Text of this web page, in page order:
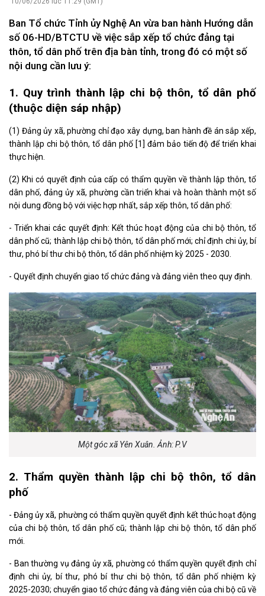
Ban Tổ chức Tỉnh ủy Nghệ An vừa ban hành Hướng dẫn
số 06-HD/BTCTU về việc sắp xếp tổ chức đảng tại
thôn, tổ dân phố trên địa bàn tỉnh, trong đó có một số
nội dung cần lưu ý:
1. Quytrình thành lập chi bộthôn, tổ dân phố
(thuộc diện sáp nhập)
(1) Đảng ủy xã, phường chỉ đạo xây dựng, ban hành đề án sắp xếp,
thành lập chi bộ thôn, tổ dân phố [1] đảm bảo tiến độ để triển khai
thực hiện.
(2) Khi có quyết định của cấp có thẩm quyền về thành lập thôn, tổ
dân phố, đảng ủy xã, phường cần triển khai và hoàn thành một số
nội dung đồng bộ với việc hợp nhất, sắp xếp thôn, tổ dân phố:
- Triển khai các quyết định: Kết thúc hoạt động của chi bộ thôn, tổ
dân phố cũ; thành lập chi bộ thôn, tổ dân phố mới; chỉ định chi ủy, bí
thư, phó bí thư chi bộ thôn, tổ dân phố nhiệm kỳ 2025 - 2030.
- Quyết định chuyển giao tổ chức đảng và đảng viên theo quy định.
Một góc xã Yên Xuân. Ảnh: P.V
2. Thẩm quyền thành lập chi bộ thôn, tổ dân
phố
- Đảng ủy xã, phường có thẩm quyền quyết định kết thúc hoạt động
của chi bộ thôn, tổ dân phố cũ; thành lập chi bộ thôn, tổ dân phố
mới.
- Ban thường vụ đảng ủy xã, phường có thẩm quyền quyết định chỉ
định chi ủy, bí thư, phó bí thư chi bộ thôn, tổ dân phố nhiệm kỳ
2025-2030; chuyển giao tổ chức đảng và đảng viên của chi bộ cũ về